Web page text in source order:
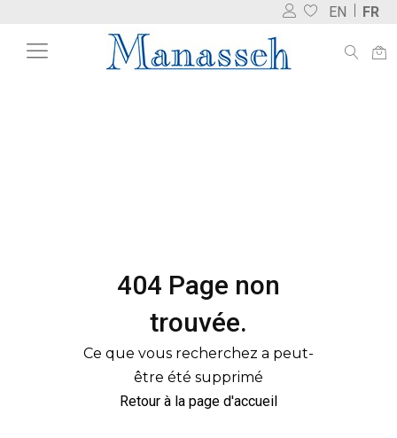
EN FR
404 Page non
trouvée.
Ce que vous recherchez a peut-
être été supprimé
Retour à la page d'accueil